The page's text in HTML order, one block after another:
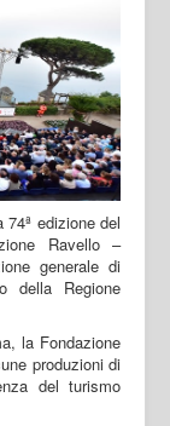
edizione del
Ravello –
generale di
della Regione
la Fondazione
produzioni di
del turismo